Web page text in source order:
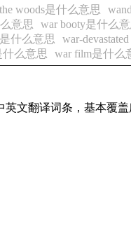
woods是什么意思
意思
war booty是什么
什么意思
war-
什么意思
war film是什么
英文翻译词条，基本覆